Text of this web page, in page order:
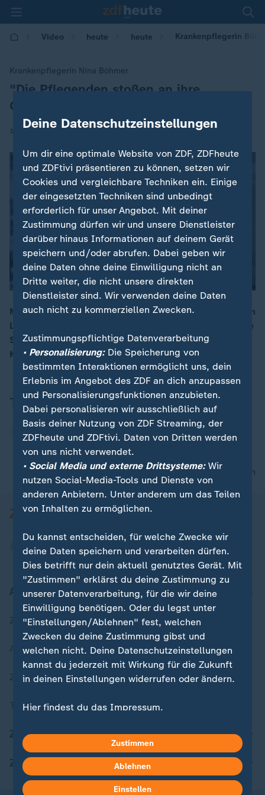
Video heute heute Krankenpflegerin
Krankenpflegerin Nina Böhmer
:"Die Pflegenden stoßen an ihre
Grenzen"
12.12.2020 | 10:51
Medizinisches Personal arbeitet in der Corona-Krise am
Limit. Warum Applaus und ein versprochener Bonus die
Situation nicht viel verbessern, erklärt
Krankenpflegerin Nina Böhmer.
Thema
Coronavirus
nach oben
Aktuell bei ZDFheute
Zuletzt veröffentlicht
Aktuelle Sendungs-Videos
ZDFheute Stories
Themen im Überblick
ZDFheute Update
ZDFheute Apps
Deine Datenschutzeinstellungen
Um dir eine optimale Website von ZDF, ZDFheute
und ZDFtivi präsentieren zu können, setzen wir
Cookies und vergleichbare Techniken ein. Einige
der eingesetzten Techniken sind unbedingt
erforderlich für unser Angebot. Mit deiner
Zustimmung dürfen wir und unsere Dienstleister
darüber hinaus Informationen auf deinem Gerät
speichern und/oder abrufen. Dabei geben wir
deine Daten ohne deine Einwilligung nicht an
Dritte weiter, die nicht unsere direkten
Dienstleister sind. Wir verwenden deine Daten
auch nicht zu kommerziellen Zwecken.
Zustimmungspflichtige Datenverarbeitung
• Personalisierung:Die Speicherung von
bestimmten Interaktionen ermöglicht uns, dein
Erlebnis im Angebot des ZDF an dich anzupassen
und Personalisierungsfunktionen anzubieten.
Dabei personalisieren wir ausschließlich auf
Basis deiner Nutzung von ZDF Streaming, der
ZDFheute und ZDFtivi. Daten von Dritten werden
von uns nicht verwendet.
• Social Media und externe Drittsysteme:Wir
nutzen Social-Media-Tools und Dienste von
anderen Anbietern. Unter anderem um das Teilen
von Inhalten zu ermöglichen.
Du kannst entscheiden, für welche Zwecke wir
deine Daten speichern und verarbeiten dürfen.
Dies betrifft nur dein aktuell genutztes Gerät. Mit
"Zustimmen" erklärst du deine Zustimmung zu
unserer Datenverarbeitung, für die wir deine
Einwilligung benötigen. Oder du legst unter
"Einstellungen/Ablehnen" fest, welchen
Zwecken du deine Zustimmung gibst und
welchen nicht. Deine Datenschutzeinstellungen
kannst du jederzeit mit Wirkung für die Zukunft
in deinen Einstellungen widerrufen oder ändern.
Hier findest du das Impressum.
Datenschutzerklärung.
Zustimmen
Ablehnen
Einstellen